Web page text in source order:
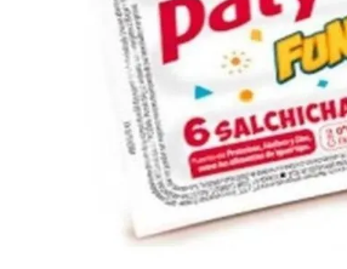
perfumeria
rotiseria
congelados
bazar y mascotas